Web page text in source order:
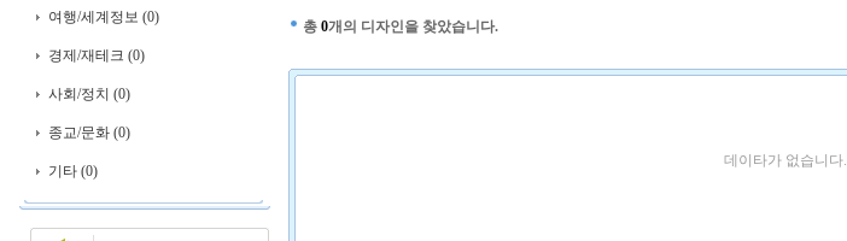
여행/세계정보 (0)
경제/재테크 (0)
사회/정치 (0)
종교/문화 (0)
기타 (0)
총 0개의 디자인을 찾았습니다.
데이타가 없습니다.